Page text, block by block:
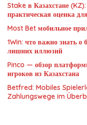
Stake в Казахстане
практическая оценка
Most Bet мобильное
1Win: что важно знать о
лишних иллюзий
Pinco — обзор
игроков из Казахстана
Betfred: Mobiles
Zahlungswege im